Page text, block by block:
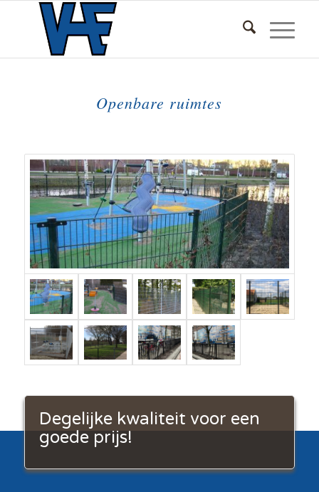
Openbare ruimtes
Degelijke kwaliteit voor een
goede prijs!